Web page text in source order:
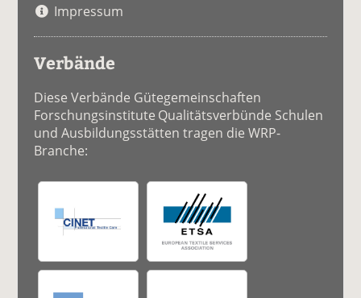
Impressum
Verbände
Diese Verbände Gütegemeinschaften
Forschungsinstitute Qualitätsverbünde Schulen
und Ausbildungsstätten tragen die WRP-
Branche: